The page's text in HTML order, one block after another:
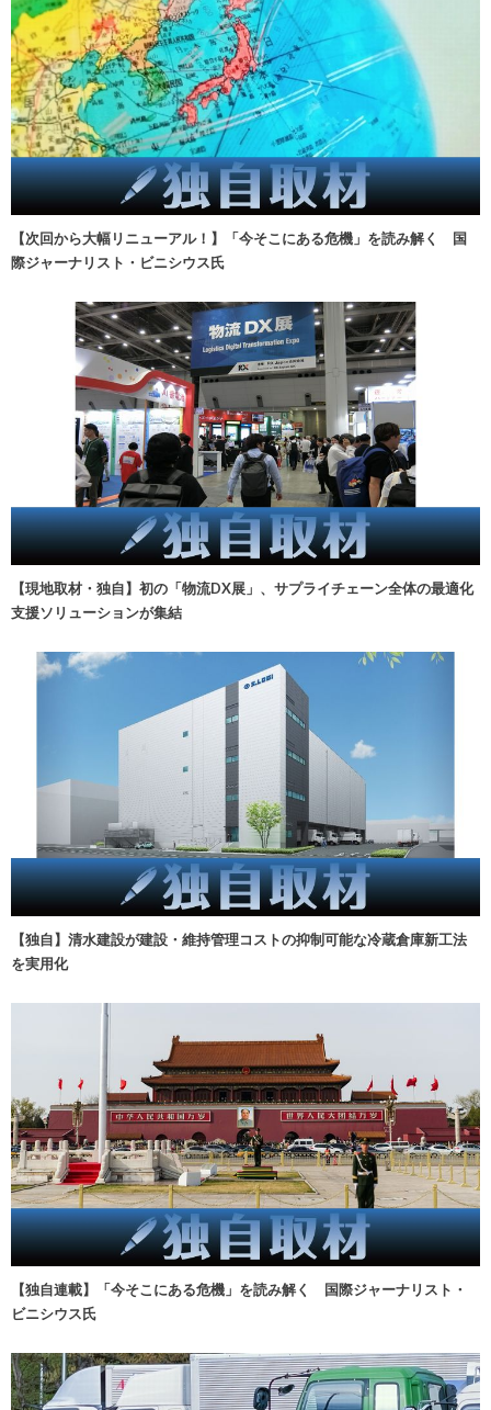
【次回から大幅リニューアル！】「今そこにある危機」を読み解く 国
際ジャーナリスト・ビニシウス氏
【現地取材・独自】初の「物流DX展」、サプライチェーン全体の最適化
支援ソリューションが集結
【独自】清水建設が建設・維持管理コストの抑制可能な冷蔵倉庫新工法
を実用化
【独自連載】「今そこにある危機」を読み解く 国際ジャーナリスト・
ビニシウス氏